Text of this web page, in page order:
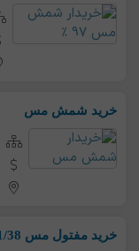
خرید شمش مس
خرید مفتول مس 1/38و 8میلیمتر